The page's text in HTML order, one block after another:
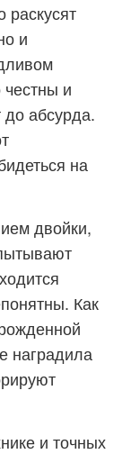
раскусят
и
и
до абсурда.
на
двойки,
Как
наградила
и точных